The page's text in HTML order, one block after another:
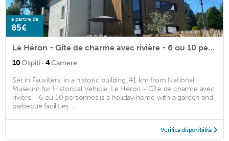
a partire da
85€
Le Héron - Gîte de charme avec rivière - 6 ou 10 personnes
10Ospiti · 4Camere
Set in Fauvillers, in a historic building, 41 km from National
Museum for Historical Vehicle, Le Héron - Gîte de charme avec
rivière - 6 ou 10 personnes is a holiday home with a garden and
barbecue facilities. ...
Verifica disponibilità